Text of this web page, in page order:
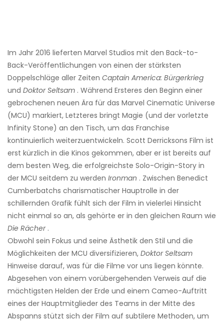
Im Jahr 2016 lieferten Marvel Studios mit den Back-to-
Back-Veröffentlichungen von einen der stärksten
Doppelschläge aller Zeiten Captain America: Bürgerkrieg
und Doktor Seltsam . Während Ersteres den Beginn einer
gebrochenen neuen Ära für das Marvel Cinematic Universe
(MCU) markiert, Letzteres bringt Magie (und der vorletzte
Infinity Stone) an den Tisch, um das Franchise
kontinuierlich weiterzuentwickeln. Scott Derricksons Film ist
erst kürzlich in die Kinos gekommen, aber er ist bereits auf
dem besten Weg, die erfolgreichste Solo-Origin-Story in
der MCU seitdem zu werden Ironman . Zwischen Benedict
Cumberbatchs charismatischer Hauptrolle in der
schillernden Grafik fühlt sich der Film in vielerlei Hinsicht
nicht einmal so an, als gehörte er in den gleichen Raum wie
Die Rächer.
Obwohl sein Fokus und seine Ästhetik den Stil und die
Möglichkeiten der MCU diversifizieren, Doktor Seltsam
Hinweise darauf, was für die Filme vor uns liegen könnte.
Abgesehen von einem vorübergehenden Verweis auf die
mächtigsten Helden der Erde und einem Cameo-Auftritt
eines der Hauptmitglieder des Teams in der Mitte des
Abspanns stützt sich der Film auf subtilere Methoden, um